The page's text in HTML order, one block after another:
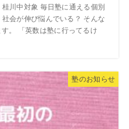
川中対象 毎日塾に通える個別
会が伸び悩んでいる？ そんな
。 「英数は塾に行ってるけ
塾のお知らせ